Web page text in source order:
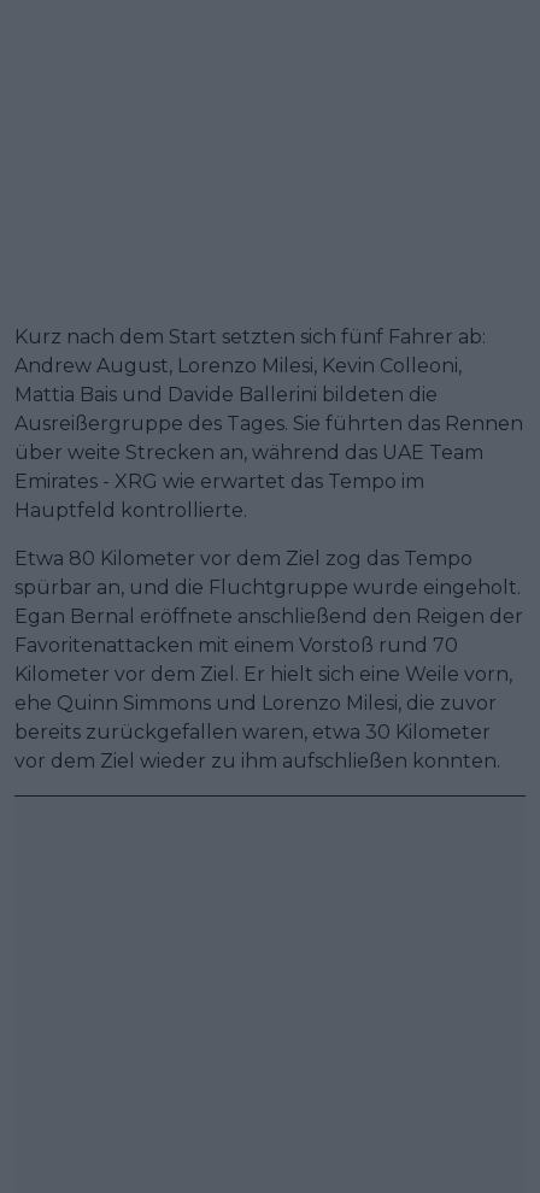
Kurz nach dem Start setzten sich fünf Fahrer ab:
Andrew August, Lorenzo Milesi, Kevin Colleoni,
Mattia Bais und Davide Ballerini bildeten die
Ausreißergruppe des Tages. Sie führten das Rennen
über weite Strecken an, während das UAE Team
Emirates - XRG wie erwartet das Tempo im
Hauptfeld kontrollierte.
Etwa 80 Kilometer vor dem Ziel zog das Tempo
spürbar an, und die Fluchtgruppe wurde eingeholt.
Egan Bernal eröffnete anschließend den Reigen der
Favoritenattacken mit einem Vorstoß rund 70
Kilometer vor dem Ziel. Er hielt sich eine Weile vorn,
ehe Quinn Simmons und Lorenzo Milesi, die zuvor
bereits zurückgefallen waren, etwa 30 Kilometer
vor dem Ziel wieder zu ihm aufschließen konnten.